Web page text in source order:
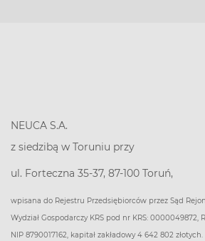
NEUCA S.A.
z siedzibą w Toruniu przy
ul. Forteczna 35-37, 87-100 Toruń,
wpisana do Rejestru Przedsiębiorców przez Sąd
Wydział Gospodarczy KRS pod nr KRS: 0000049872,
NIP 8790017162, kapitał zakładowy 4 642 802 złotych.